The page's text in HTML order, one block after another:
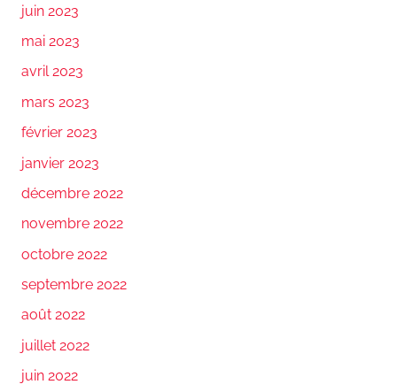
juin 2023
mai 2023
avril 2023
mars 2023
février 2023
janvier 2023
décembre 2022
novembre 2022
octobre 2022
septembre 2022
août 2022
juillet 2022
juin 2022